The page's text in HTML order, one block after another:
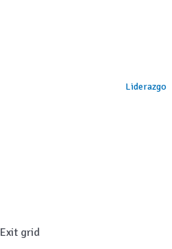
Liderazgo
Exit grid